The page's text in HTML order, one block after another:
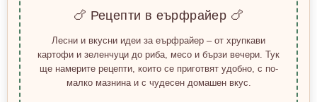
🍗 Рецепти в еърфрайер 🍗
Лесни и вкусни идеи за еърфрайер – от хрупкави
картофи и зеленчуци до риба, месо и бързи вечери. Тук
ще намерите рецепти, които се приготвят удобно, с по-
малко мазнина и с чудесен домашен вкус.